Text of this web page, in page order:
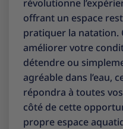
révolutionne
offrant un espace
pratiquer la natation.
améliorer votre
détendre ou
agréable dans l’eau,
répondra à toutes
côté de cette
propre espace